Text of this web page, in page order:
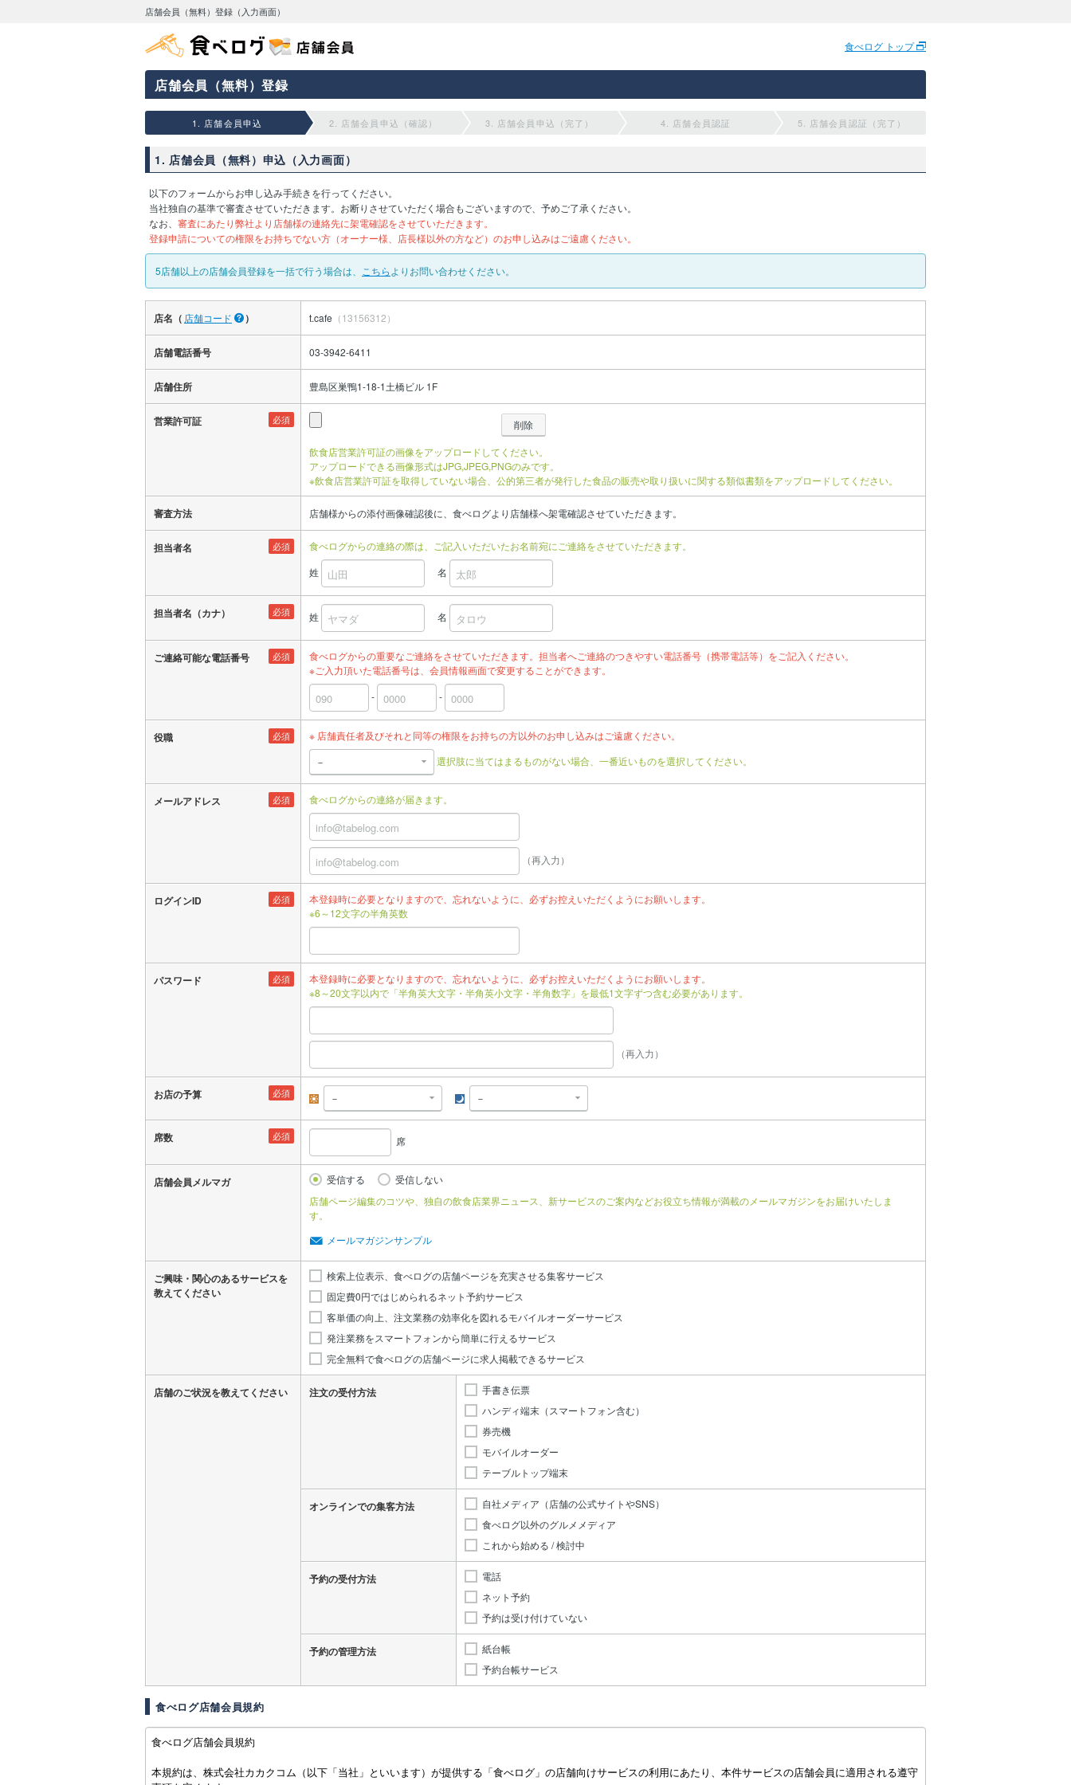
店舗会員（無料）登録（入力画面）
食べログ トップ
店舗会員（無料）登録
1. 店舗会員申込 2. 店舗会員申込（確認） 3. 店舗会員申込（完了） 4. 店舗会員認証 5. 店舗会員認証（完了）
1. 店舗会員（無料）申込（入力画面）
以下のフォームからお申し込み手続きを行ってください。
当社独自の基準で審査させていただきます。お断りさせていただく場合もございますので、予めご了承ください。
なお、 審査にあたり弊社より店舗様の連絡先に架電確認をさせていただきます。
登録申請についての権限をお持ちでない方（オーナー様、店長様以外の方など）のお申し込みはご遠慮ください。
5店舗以上の店舗会員登録を一括で行う場合は、 こちら よりお問い合わせください。
店名（ 店舗コード ） t.cafe （13156312）
店舗電話番号 03-3942-6411
店舗住所 豊島区巣鴨1-18-1土橋ビル 1F
必須
営業許可証
飲食店営業許可証の画像をアップロードしてください。
アップロードできる画像形式はJPG,JPEG,PNGのみです。
※飲食店営業許可証を取得していない場合、公的第三者が発行した食品の販売や取り扱いに関する類似書類をアップロードしてください。
審査方法 店舗様からの添付画像確認後に、食べログより店舗様へ架電確認させていただきます。
必須
担当者名
食べログからの連絡の際は、ご記入いただいたお名前宛にご連絡をさせていただきます。
姓
名
必須
担当者名（カナ） 姓 名
必須
ご連絡可能な電話番号
食べログからの重要なご連絡をさせていただきます。担当者へご連絡のつきやすい電話番号（携帯電話等）をご記入ください。
※ご入力頂いた電話番号は、会員情報画面で変更することができます。
-
-
必須
役職
※ 店舗責任者及びそれと同等の権限をお持ちの方以外のお申し込みはご遠慮ください。
選択肢に当てはまるものがない場合、一番近いものを選択してください。
必須
メールアドレス 食べログからの連絡が届きます。
（再入力）
必須
ログインID
本登録時に必要となりますので、忘れないように、必ずお控えいただくようにお願いします。
※6～12文字の半角英数
必須
パスワード
本登録時に必要となりますので、忘れないように、必ずお控えいただくようにお願いします。
※8～20文字以内で「半角英大文字・半角英小文字・半角数字」を最低1文字ずつ含む必要があります。
（再入力）
必須
お店の予算
必須
席数 席
店舗会員メルマガ 受信する
受信しない
店舗ページ編集のコツや、独自の飲食店業界ニュース、新サービスのご案内などお役立ち情報が満載のメールマガジンをお届けいたしま
す。
メールマガジンサンプル
ご興味・関心のあるサービスを
教えてください
検索上位表示、食べログの店舗ページを充実させる集客サービス
固定費0円ではじめられるネット予約サービス
客単価の向上、注文業務の効率化を図れるモバイルオーダーサービス
発注業務をスマートフォンから簡単に行えるサービス
完全無料で食べログの店舗ページに求人掲載できるサービス
店舗のご状況を教えてください 注文の受付方法
手書き伝票
ハンディ端末（スマートフォン含む）
券売機
モバイルオーダー
テーブルトップ端末
オンラインでの集客方法
自社メディア（店舗の公式サイトやSNS）
食べログ以外のグルメメディア
これから始める / 検討中
予約の受付方法
電話
ネット予約
予約は受け付けていない
予約の管理方法
紙台帳
予約台帳サービス
食べログ店舗会員規約